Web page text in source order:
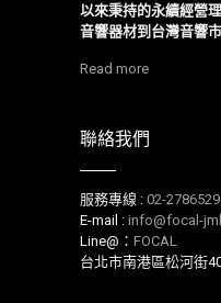
以來秉持的永續經營
音響器材到台灣音響
Read more
聯絡我們
服務專線 : 02-
E-mail : info@focal-
Line@： FOCAL
台北市南港區松河街